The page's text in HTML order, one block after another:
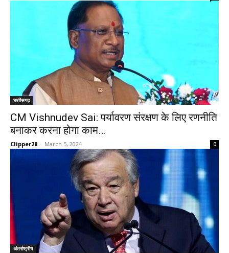
छत्तीसगढ़
CM Vishnudev Sai: पर्यावरण संरक्षण के लिए रणनीति
बनाकर करना होगा काम…
Clipper28 - March 5, 2024 0
अंतर्राष्ट्रीय